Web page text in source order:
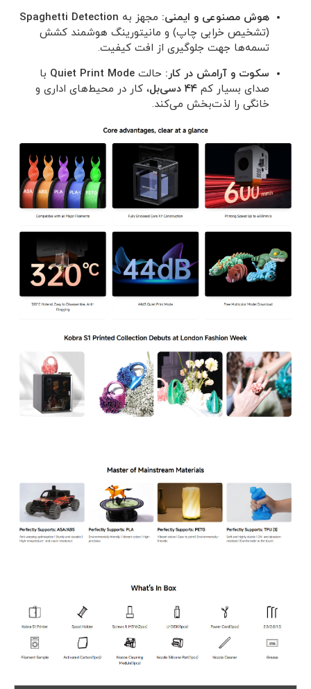
هوش مصنوعی و ایمنی: مجهز به Spaghetti Detection
(تشخیص خرابی چاپ) و مانیتورینگ هوشمند کشش
تسمه‌ها جهت جلوگیری از افت کیفیت.
سکوت و آرامش در کار: حالت Quiet Print Mode با
صدای بسیار کم ۴۴ دسی‌بل
، کار در محیط‌های اداری و
خانگی را لذت‌بخش می‌کند.